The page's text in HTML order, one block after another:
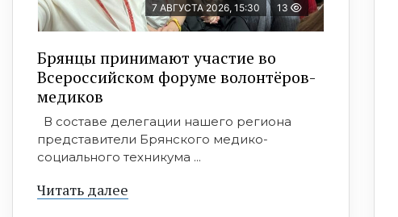
7 АВГУСТА 2026, 15:30 13
Брянцы принимают участие во
Всероссийском форуме волонтёров-
медиков
В составе делегации нашего региона
представители Брянского медико-
социального техникума ...
Читать далее